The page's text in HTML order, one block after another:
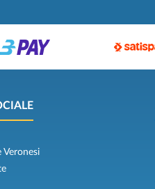
Veronesi